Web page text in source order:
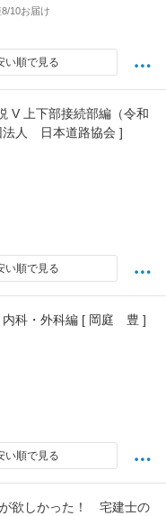
10お届け
い順で見る
V 上下部接続部編（令和
法人 日本道路協会 ]
い順で見る
科・外科編 [ 岡庭 豊 ]
い順で見る
欲しかった！ 宅建士の